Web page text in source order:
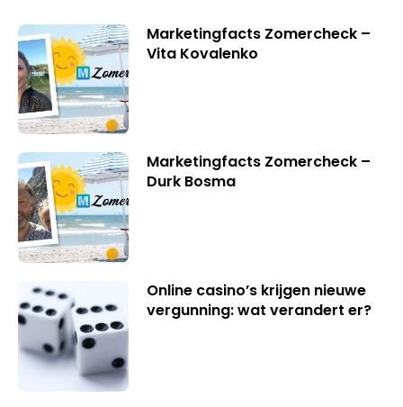
Marketingfacts Zomercheck –
Vita Kovalenko
Marketingfacts Zomercheck –
Durk Bosma
Online casino’s krijgen nieuwe
vergunning: wat verandert er?